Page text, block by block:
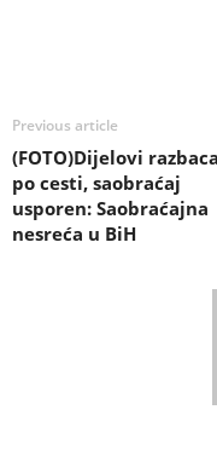
Previous article
(FOTO)Dijelovi
po cesti, saobraćaj
usporen: Saobraćajna
nesreća u BiH